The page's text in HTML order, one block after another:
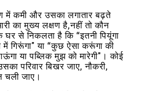
में कमी और उसका लगातार बढ़ते
का मुख्य लक्षण है,नहीं तो कौन
से निकलता है कि “इतनी पियूंगा
गिरूंगा" या “कुछ ऐसा करूंगा की
या पब्लिक मुझ को मारेगी"। कोई
परिवार बिखर जाए, नौकरी,
चली जाए।